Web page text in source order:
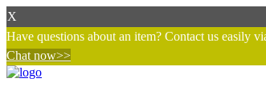
X
Have questions about an item? Contact us easily
Chat now>>